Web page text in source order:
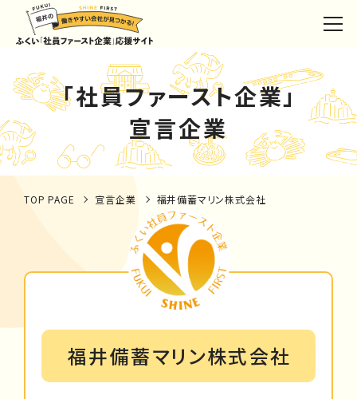
「社員ファースト企業」
宣言企業
TOP PAGE 宣言企業 福井備蓄マリン株式会社
福井備蓄マリン株式会社